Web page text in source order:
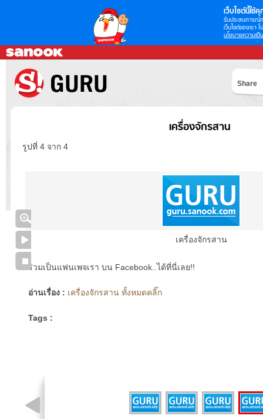
เว็บไซต์นี้ใช้คุ
รับประสบการณ์
เว็บไซต์ของเรา
นโยบายความเป็
Share
เครื่องจักรสาน
รูปที่ 4 จาก 4
เครื่องจักรสาน
ร่วมเป็นแฟนเพจเรา บน Facebook..ได้ที่นี่เลย!!
อ่านเรื่อง : เครื่องจักรสาน ทั้งหมดคลิ๊ก
Tags :